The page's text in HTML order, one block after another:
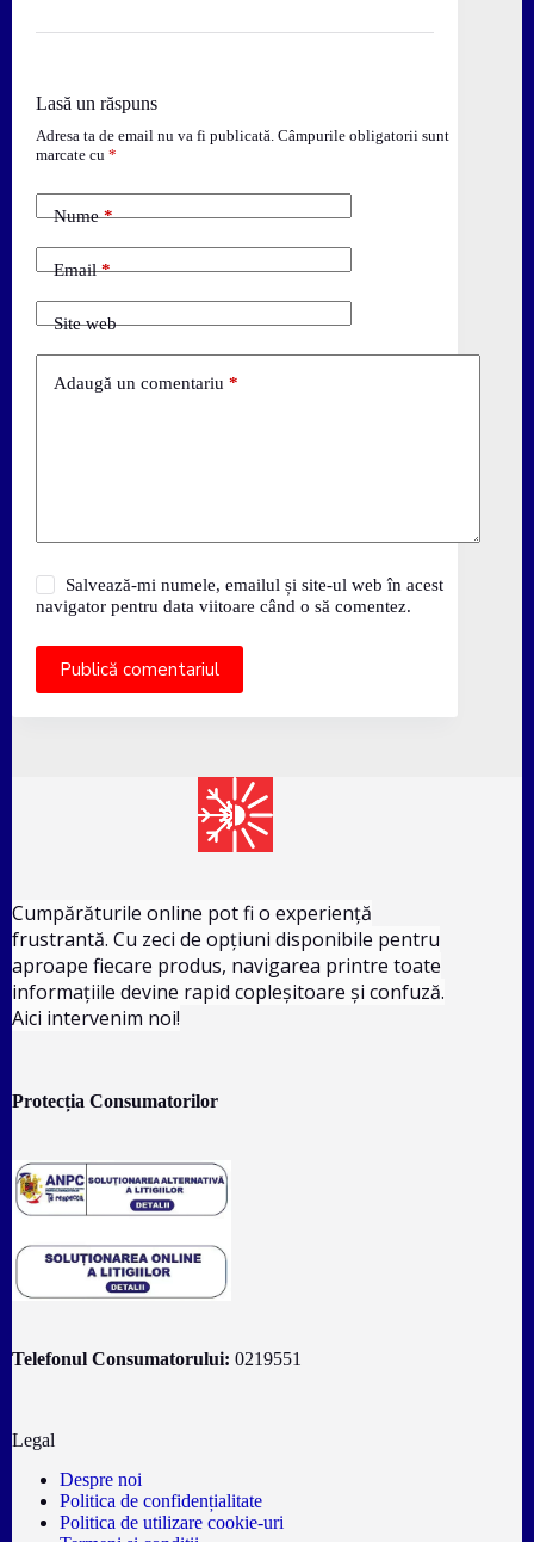
Lasă un răspuns
Adresa ta de email nu va fi publicată. Câmpurile obligatorii sunt
marcate cu *
Nume*
Email*
Site web
Adaugă un comentariu *
Salvează-mi numele, emailul și site-ul web în acest
navigator pentru data viitoare când o să comentez.
Publică comentariul
Cumpărăturile online pot fi o experiență
frustrantă. Cu zeci de opțiuni disponibile pentru
aproape fiecare produs, navigarea printre toate
informațiile devine rapid copleșitoare și confuză.
Aici intervenim noi!
Protecția Consumatorilor
Telefonul Consumatorului: 0219551
Legal
Despre noi
Politica de confidențialitate
Politica de utilizare cookie-uri